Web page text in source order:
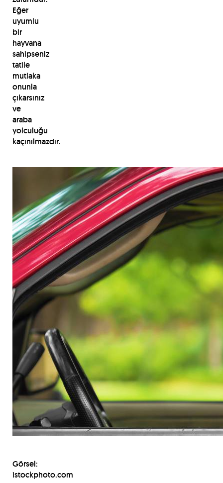
Eğer
uyumlu
bir
hayvana
sahipseniz
tatile
mutlaka
onunla
çıkarsınız
ve
araba
yolculuğu
kaçınılmazdır.
Görsel:
istockphoto.com